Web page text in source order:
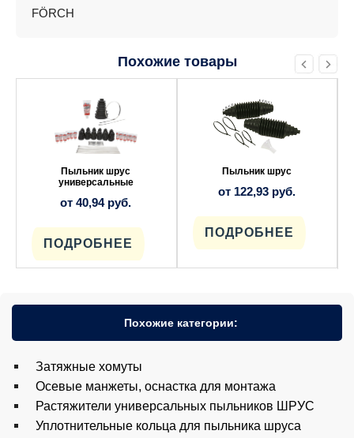
FÖRCH
Похожие товары
Пыльник шруc
универсальные
от40,94 руб.
ПОДРОБНЕЕ
вариаций.
Опции
выбрать
странице
товара.
Пыльник шруc
от 122,93 руб.
ПОДРОБНЕЕ
несколько
вариаций.
выбрать
странице
Похожие категории:
Затяжные хомуты
Осевые манжеты, оснастка для монтажа
Растяжители универсальных пыльников ШРУС
Уплотнительные кольца для пыльника шруса